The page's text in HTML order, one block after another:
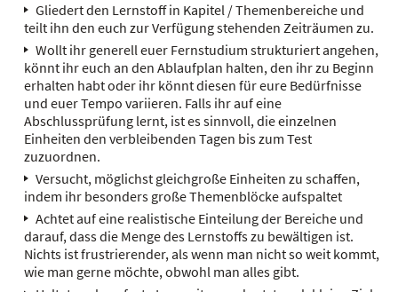
Gliedert den Lernstoff in Kapitel / Themenbereiche und
teilt ihn den euch zur Verfügung stehenden Zeiträumen zu.
Wollt ihr generell euer Fernstudium strukturiert angehen,
könnt ihr euch an den Ablaufplan halten, den ihr zu Beginn
erhalten habt oder ihr könnt diesen für eure Bedürfnisse
und euer Tempo variieren. Falls ihr auf eine
Abschlussprüfung lernt, ist es sinnvoll, die einzelnen
Einheiten den verbleibenden Tagen bis zum Test
zuzuordnen.
Versucht, möglichst gleichgroße Einheiten zu schaffen,
indem ihr besonders große Themenblöcke aufspaltet
Achtet auf eine realistische Einteilung der Bereiche und
darauf, dass die Menge des Lernstoffs zu bewältigen ist.
Nichts ist frustrierender, als wenn man nicht so weit kommt,
wie man gerne möchte, obwohl man alles gibt.